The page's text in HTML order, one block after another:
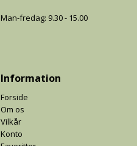
Man-fredag: 9.30 - 15.00
Information
Forside
Om os
Vilkår
Konto